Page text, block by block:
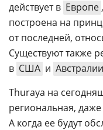
действует в Европе
построена на
от последней,
Существуют также
в США и Австралии
Thuraya на
региональная,
А когда ее будут